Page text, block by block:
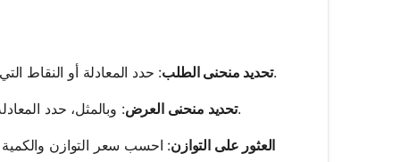
تحديد منحنى الطلب: حدد المعادلة أو النقاط التي تمثل منحنى الطلب. هذا المنحنى يظهر العلاقة بين السعر والكمية المطلوبة.
تحديد منحنى العرض: وبالمثل، حدد المعادلة أو النقاط لمنحنى العرض الذي يظهر العلاقة بين السعر والكمية المعروضة.
العثور على التوازن: احسب سعر التوازن